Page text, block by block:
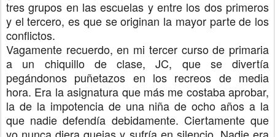
tres grupos en las escuelas y entre los dos primeros
y el tercero, es que se originan la mayor parte de los
conflictos.
Vagamente recuerdo, en mi tercer curso de primaria
a un chiquillo de clase, JC, que se divertía
pegándonos puñetazos en los recreos de media
hora. Era la asignatura que más me costaba aprobar,
la de la impotencia de una niña de ocho años a la
que nadie defendía debidamente. Ciertamente que